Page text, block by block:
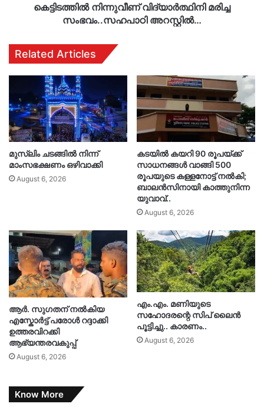
കെട്ടിടത്തിൽ നിന്നുവീണ് വിദ്യാർത്ഥിനി മരിച്ച
സംഭവം..സഹപാഠി അറസ്റ്റിൽ…
Related Articles
മുസ്‌ലിം ചടങ്ങിൽ നിന്ന്
മാംസഭക്ഷണം ഒഴിവാക്കി
August 6, 2026
കടയിൽ കയറി 90 രൂപയ്ക്ക്
സാധനങ്ങൾ വാങ്ങി 500
രൂപയുടെ കള്ളനോട്ട് നൽകി;
ബാലൻസിനായി കാത്തുനിന്ന
യുവാവ്..
August 6, 2026
ആർ. സു​ഗതന് നൽകിയ
എസ്കോർട്ട് പരോൾ റദ്ദാക്കി
ഉത്തരവിറക്കി
ആഭ്യന്തരവകുപ്പ്
August 6, 2026
എം.എം. മണിയുടെ
സഹോദരന്റെ സിപ് ലൈൻ
പൂട്ടിച്ചു.. കാരണം..
August 6, 2026
Know More